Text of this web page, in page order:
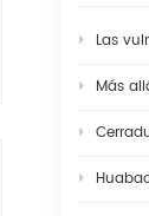
Las
Más allá de la hoja de
Cerradura electrónica
Huabao GPS Smart E-